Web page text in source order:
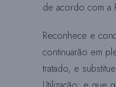
de acordo com a
Reconhece e
continuarão em
tratado, e